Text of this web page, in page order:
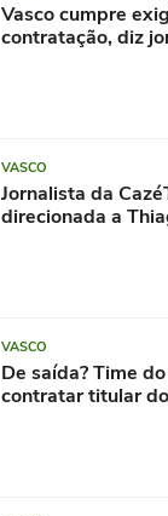
Vasco cumpre
contratação, diz
VASCO
Jornalista da
direcionada a
VASCO
De saída? Time
contratar titular